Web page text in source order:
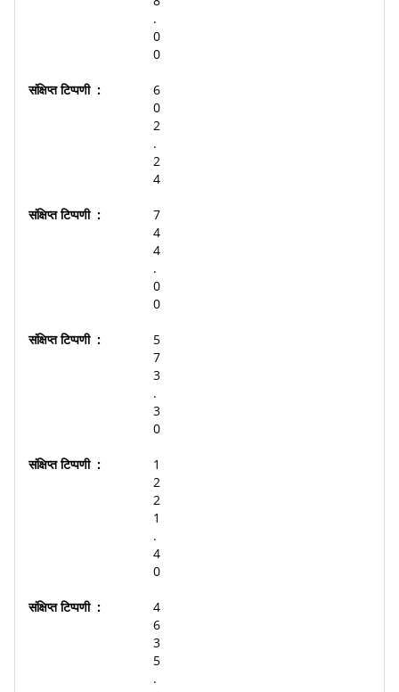
.
0
0
6
0
2
.
2
4
7
4
4
.
0
0
5
7
3
.
3
0
1
2
2
1
.
4
0
4
6
3
5
.